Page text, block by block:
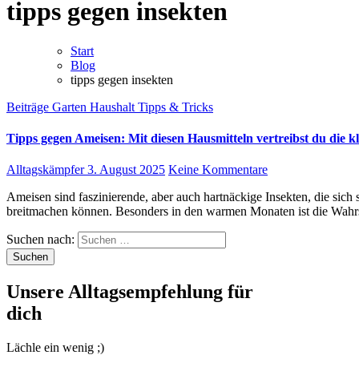
tipps gegen insekten
Start
Blog
tipps gegen insekten
Beiträge Garten Haushalt Tipps & Tricks
Tipps gegen Ameisen: Mit diesen Hausmitteln vertreibst du die
Alltagskämpfer3. August 2025 Keine Kommentare
Ameisen sind faszinierende, aber auch hartnäckige Insekten, die sich schnell in unseren Küchen, auf Terrassen oder im Garten
breitmachen können. Besonders in den warmen Monaten ist die
Suchen nach:
Unsere Alltagsempfehlung für
dich
Lächle ein wenig ;)